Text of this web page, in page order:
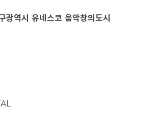
광역시 유네스코 음악창의도시